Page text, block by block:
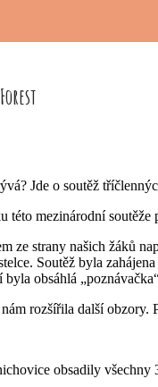
Jde o soutěž
této mezinárodní
ze strany našich žáků
Soutěž byla
byla obsáhlá
rozšířila další
obsadily všechny